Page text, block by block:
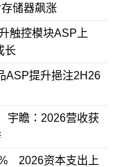
储器飙涨
触控模块ASP上
长
提升挹注2H26
瞻：2026营收获
2026资本支出上